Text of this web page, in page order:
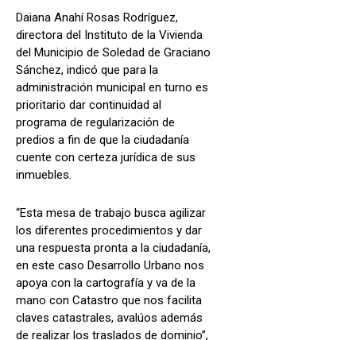
Daiana Anahí Rosas Rodríguez,
directora del Instituto de la Vivienda
del Municipio de Soledad de Graciano
Sánchez, indicó que para la
administración municipal en turno es
prioritario dar continuidad al
programa de regularización de
predios a fin de que la ciudadanía
cuente con certeza jurídica de sus
inmuebles.
“Esta mesa de trabajo busca agilizar
los diferentes procedimientos y dar
una respuesta pronta a la ciudadanía,
en este caso Desarrollo Urbano nos
apoya con la cartografía y va de la
mano con Catastro que nos facilita
claves catastrales, avalúos además
de realizar los traslados de dominio”,